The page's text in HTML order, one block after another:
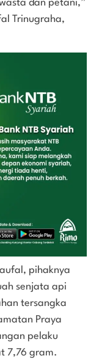
dan petani,”
Trinugraha,
pihaknya
senjata api
tersangka
Praya
pelaku
7,76 gram.